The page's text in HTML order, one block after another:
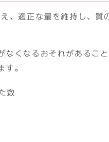
、適正な量を維持し、質
くなるおそれがあるこ
す。
数